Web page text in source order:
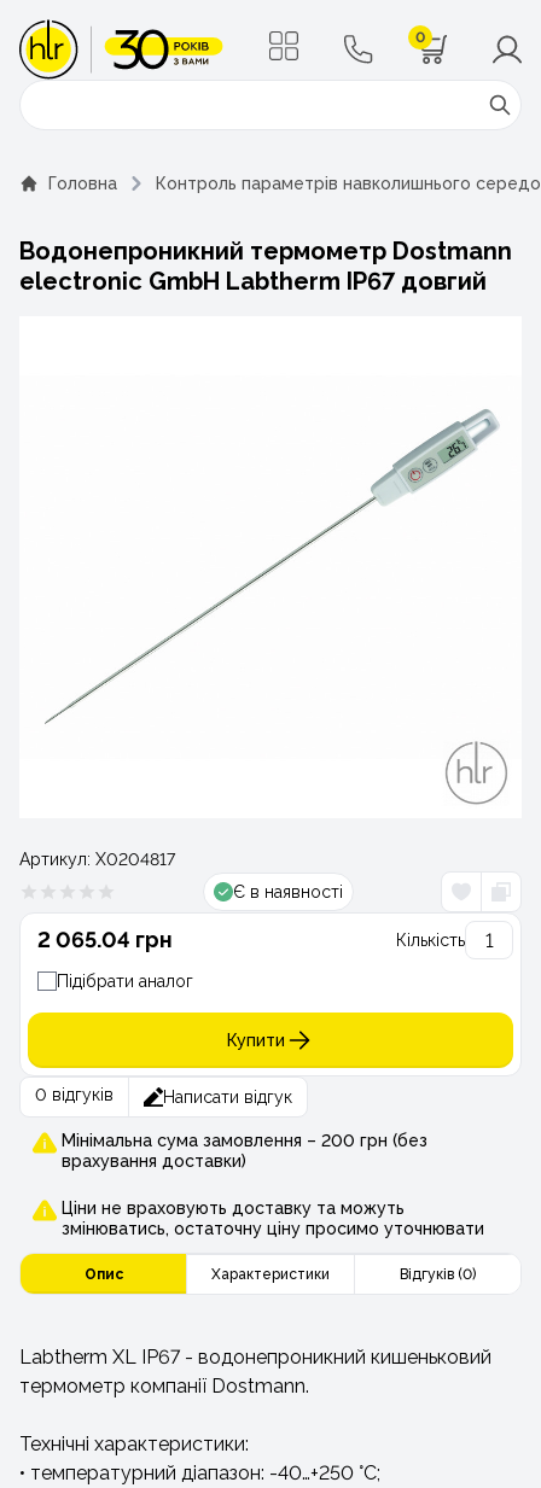
0
Поиск
Головна Контроль параметрів навколишнього
Водонепроникний термометр Dostmann
electronic GmbH Labtherm IP67 довгий
Артикул: Х0204817
Є в наявності
2 065.04 грн Кількість
Підібрати аналог
Купити
0 відгуків Написати відгук
Мінімальна сума замовлення – 200 грн (без
врахування доставки)
Ціни не враховують доставку та можуть
змінюватись, остаточну ціну просимо уточнювати
Опис Характеристики Відгуків (0)
Labtherm XL IP67 - водонепроникний кишеньковий
термометр компанії Dostmann.
Технічні характеристики:
• температурний діапазон: -40…+250 °C;